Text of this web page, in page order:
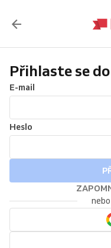
Přihlaste se
E-mail
Heslo